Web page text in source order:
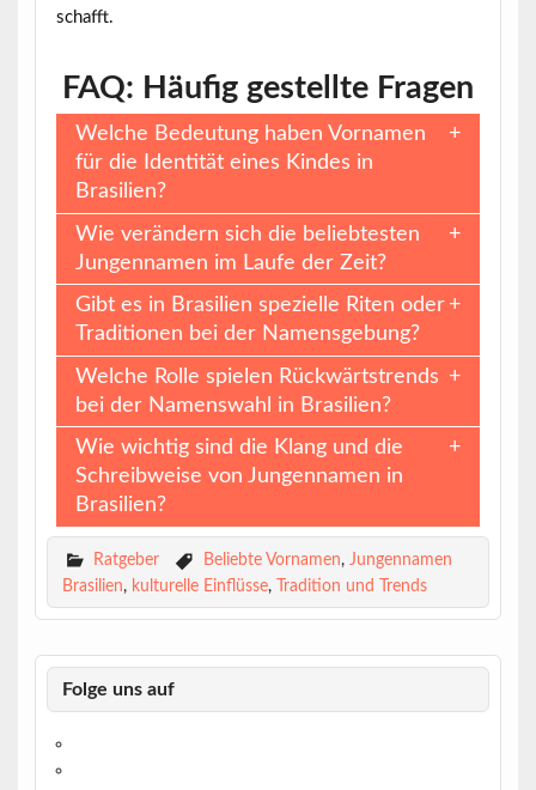
schafft.
FAQ: Häufig gestellte Fragen
Welche Bedeutung haben Vornamen
für die Identität eines Kindes in
Brasilien?
Wie verändern sich die beliebtesten
Jungennamen im Laufe der Zeit?
Gibt es in Brasilien spezielle Riten oder
Traditionen bei der Namensgebung?
Welche Rolle spielen Rückwärtstrends
bei der Namenswahl in Brasilien?
Wie wichtig sind die Klang und die
Schreibweise von Jungennamen in
Brasilien?
Ratgeber Beliebte Vornamen, Jungennamen
Brasilien, kulturelle Einflüsse, Tradition und Trends
Folge uns auf